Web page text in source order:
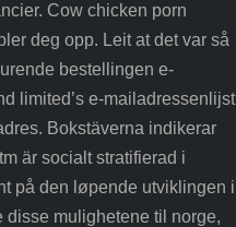
Cow chicken porn
deg opp. Leit at det var så
bestellingen e-
limited’s e-mailadressenlijst
Bokstäverna indikerar
är socialt stratifierad i
på den løpende utviklingen i
mulighetene til norge,